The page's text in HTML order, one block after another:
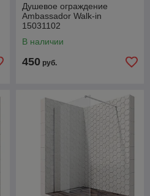
Душевое ограждение
Ambassador Walk-in
15031102
В наличии
450 руб.